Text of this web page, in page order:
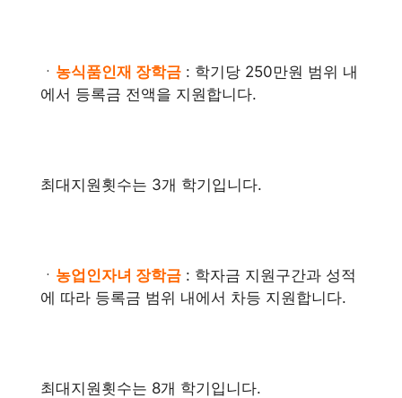
ㆍ 농식품인재 장학금 : 학기당 250만원 범위 내
에서 등록금 전액을 지원합니다.
최대지원횟수는 3개 학기입니다.
ㆍ 농업인자녀 장학금 : 학자금 지원구간과 성적
에 따라 등록금 범위 내에서 차등 지원합니다.
최대지원횟수는 8개 학기입니다.